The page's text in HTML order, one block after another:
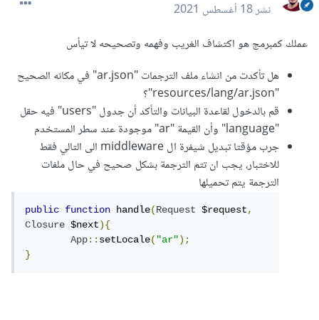
نشر18 أغسطس 2021
عملك كمبرمج هو اكتشاف الغريب وفهمه وتصحيحه لا تيأس
هل تأكدت من انشاء ملف الترجمات "ar.json" في مكانه الصحيح
"resources/lang/ar.json"؟
قم بالدخول لقاعدة البيانات والتأكد أن جدول "users" فيه حقل
"language" وأن القيمة "ar" موجودة عند سطر المستخدم
جرب مؤقتا تبديل شيفرة ال middleware الى التالي فقط
للاختبار، يجب ان تتم الترجمة بشكل صحيح في حال ملفات
الترجمة يتم تحميلها
public function handle(Request $request,
Closure $next){
App::setLocale("ar");
}